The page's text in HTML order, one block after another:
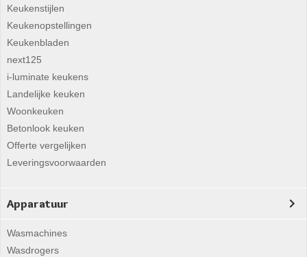
Keukenstijlen
Keukenopstellingen
Keukenbladen
next125
i-luminate keukens
Landelijke keuken
Woonkeuken
Betonlook keuken
Offerte vergelijken
Leveringsvoorwaarden
Apparatuur
Wasmachines
Wasdrogers